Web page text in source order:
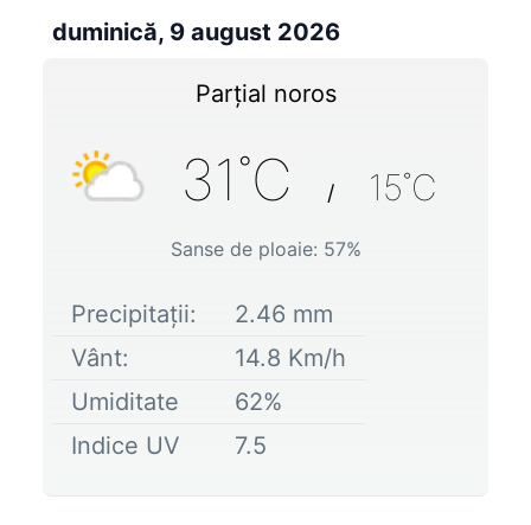
duminică, 9 august 2026
Parțial noros
31˚C / 15˚C
Sanse de ploaie: 57%
Precipitații: 2.46 mm
Vânt:
14.8 Km/h
Umiditate
62%
Indice UV
7.5